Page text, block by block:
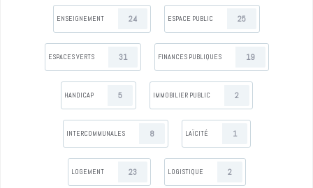
ENSEIGNEMENT 24 ESPACE PUBLIC 25
ESPACES VERTS 31 FINANCES PUBLIQUES 19
HANDICAP 5 IMMOBILIER PUBLIC 2
INTERCOMMUNALES 8 LAÏCITÉ 1
LOGEMENT 23 LOGISTIQUE 2